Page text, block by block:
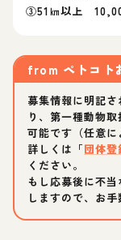
③51㎞以上
from ペトコト
募集情報に明記
り、第一種動物
可能です（任意に
詳しくは「団体
ください。
もし応募後に不
しますので、お